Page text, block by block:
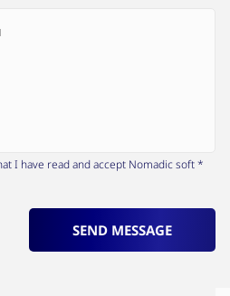
* By sending this form I confirm that I have read and accept Nomadic soft
SEND MESSAGE